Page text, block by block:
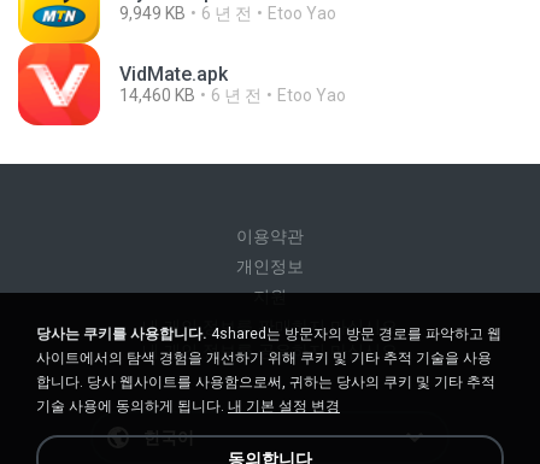
9,949 KB 6 년 전 Etoo Yao
VidMate.apk
14,460 KB 6 년 전 Etoo Yao
이용약관
개인정보
지원
내 개인 정보를 판매하지 마십시오
내 개인 정보를 공유하지 마십시오
한국어
당사는 쿠키를 사용합니다. 4shared는 방문자의 방문 경로를 파악하고 웹
사이트에서의 탐색 경험을 개선하기 위해 쿠키 및 기타 추적 기술을 사용
합니다. 당사 웹사이트를 사용함으로써, 귀하는 당사의 쿠키 및 기타 추적
기술 사용에 동의하게 됩니다. 내 기본 설정 변경
동의합니다